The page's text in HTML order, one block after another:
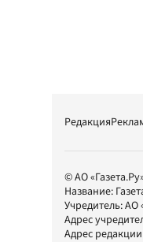
Редакция
© АО
Название:
Учредитель:АО
Адрес
Адрес